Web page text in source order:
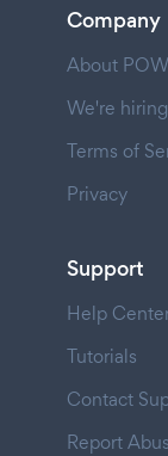
Company
About
We're
Terms of
Privacy
Support
Help
Tutorials
Contact
Report